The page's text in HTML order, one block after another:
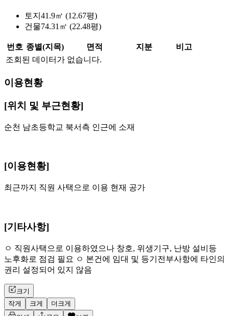
토지 41.9㎡ (12.67평)
건물74.31㎡ (22.48평)
번호 종별(지목) 면적 지분
비고
조회된 데이터가 없습니다.
이용현황
[위치 및 부근현황]
순천 남초등학교 북서측 인근에 소재
[이용현황]
최근까지 직원 사택으로 이용 현재 공가
[기타사항]
ㅇ 직원사택으로 이용하였으나 창호, 위생기구, 난방 설비등
노후화로 점검 필요 ㅇ 본건에 임대 및 등기전부사항에 타인의
권리 설정되어 있지 않음
크기
작게
크게
더크게